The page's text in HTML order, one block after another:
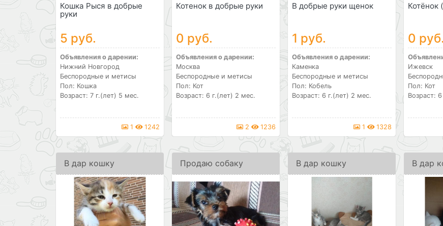
Кошка Рыся в добрые
руки
5 руб.
Объявления о дарении:
Нижний Новгород
Беспородные и метисы
Пол: Кошка
Возраст: 7 г.(лет) 5 мес.
1 1242
Котенок в добрые руки
0 руб.
Объявления о дарении:
Москва
Беспородные и метисы
Пол: Кот
Возраст: 6 г.(лет) 2 мес.
2 1236
В добрые руки щенок
1 руб.
Объявления о дарении:
Каменка
Беспородные и метисы
Пол: Кобель
Возраст: 6 г.(лет) 2 мес.
1 1328
Котёнок
0 руб.
Ижевск
Пол: Кот
Возраст:
В дар кошку Продаю собаку В дар кошку В дар